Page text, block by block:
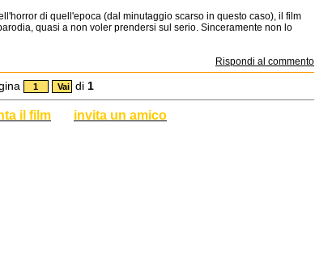
di quell'epoca (dal minutaggio scarso in questo caso), il film
quasi a non voler prendersi sul serio. Sinceramente non lo
Rispondi al commento
di 1
il film invita un amico